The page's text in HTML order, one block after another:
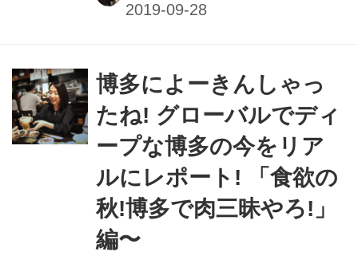
博多によーきんしゃっ
たね! グローバルでディ
ープな博多の今をリア
ルにレポート! 「食欲の
秋!博多で肉三昧やろ!」
編〜